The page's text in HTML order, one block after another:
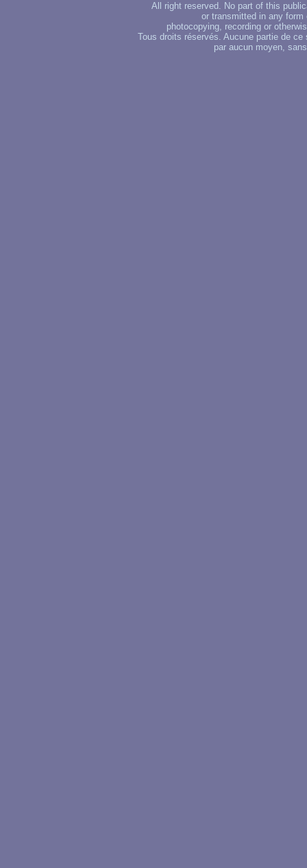
All right reserved. No part of this
or transmitted in any
photocopying, recording or
Tous droits réservés. Aucune partie de
par aucun moyen,